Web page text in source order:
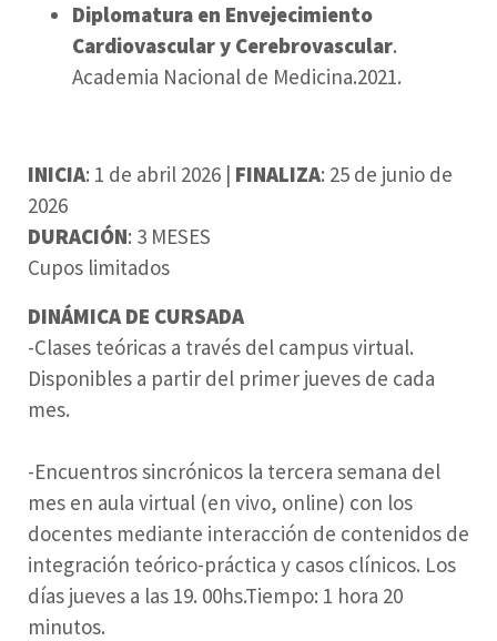
Diplomatura en Envejecimiento
Cardiovascular y Cerebrovascular.
Academia Nacional de Medicina.2021.
INICIA: 1 de abril 2026 | FINALIZA: 25 de junio de
2026
DURACIÓN: 3 MESES
Cupos limitados
DINÁMICA DE CURSADA
-Clases teóricas a través del campus virtual.
Disponibles a partir del primer jueves de cada
mes.
-Encuentros sincrónicos la tercera semana del
mes en aula virtual (en vivo, online) con los
docentes mediante interacción de contenidos de
integración teórico-práctica y casos clínicos. Los
días jueves a las 19. 00hs.Tiempo: 1 hora 20
minutos.